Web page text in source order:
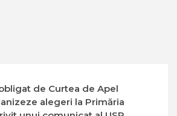
de Curtea de Apel
alegeri la Primăria